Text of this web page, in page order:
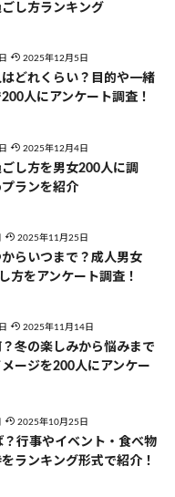
し方ランキング
2025年12月5日
どれくらい？目的や一緒
人にアンケート調査！
2025年12月4日
し方を男女200人に調
ランを紹介
2025年11月25日
らいつまで？成人男女
方をアンケート調査！
2025年11月14日
冬の楽しみから悩みまで
ージを200人にアンケー
2025年10月25日
？行事やイベント・食べ物
ランキング形式で紹介！